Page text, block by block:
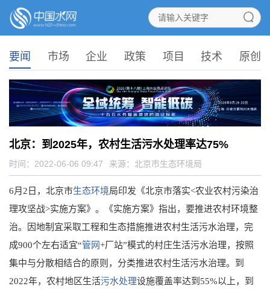
要闻 市场 企业 政策 项目 技术 原创
北京：到2025年，农村生活污水处理率达75%
时间：2022-06-06 09:47 来源： 北京市生态环境局
6月2日，北京市生态环境局印发《北京市落实<农业农村污染治
理攻坚战>实施方案》。《实施方案》指出，要推进农村环境整
治。因地制宜采取工程和生态措施推进农村生活污水治理，完
成900个左右适宜“管网+厂站”模式的村庄生活污水治理，按照
集中与分散相结合的原则，分类推进农村生活污水治理。到
2022年，农村地区生活污水处理设施覆盖率达到55%以上，到